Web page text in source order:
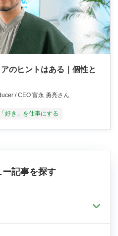
のヒントはある｜個性と
/ CEO 富永 勇亮さん
「好き」を仕事にする
ー記事を探す